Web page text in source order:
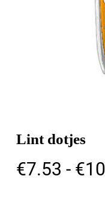
Lint dotjes
€7.53 - €